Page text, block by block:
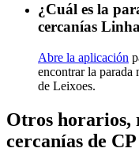
¿Cuál es la
cercanías
Abre la aplicación
encontrar la parada
de Leixoes.
Otros horarios,
cercanías de